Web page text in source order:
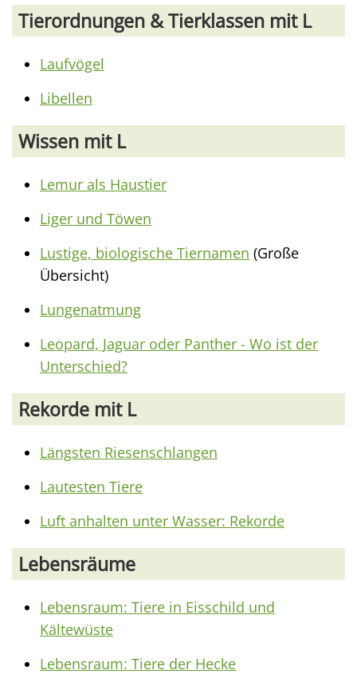
Tierordnungen & Tierklassen mit L
Laufvögel
Libellen
Wissen mit L
Lemur als Haustier
Liger und Töwen
Lustige, biologische Tiernamen (Große
Übersicht)
Lungenatmung
Leopard, Jaguar oder Panther - Wo ist der
Unterschied?
Rekorde mit L
Längsten Riesenschlangen
Lautesten Tiere
Luft anhalten unter Wasser: Rekorde
Lebensräume
Lebensraum: Tiere in Eisschild und
Kältewüste
Lebensraum: Tiere der Hecke